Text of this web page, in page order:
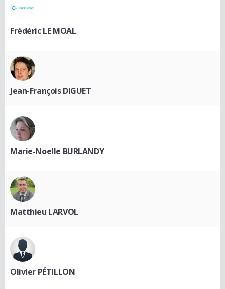
Frédéric LE MOAL
Jean-François DIGUET
Marie-Noelle BURLANDY
Matthieu LARVOL
Olivier PÉTILLON